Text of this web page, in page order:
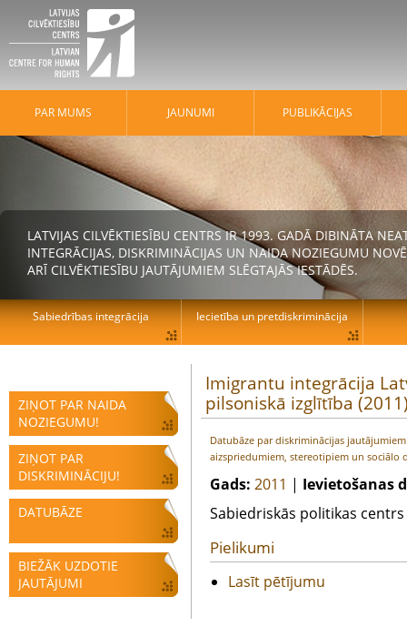
ZIŅOT PAR NAIDA
NOZIEGUMU!
ZIŅOT PAR
DISKRIMINĀCIJU!
DATUBĀZE
BIEŽĀK UZDOTIE
JAUTĀJUMI
Imigrantu integrācija
pilsoniskā izglītība
Datubāze par diskriminācijas
aizspriedumiem, stereotipiem un sociālo
Gads: 2011 | Ievietošanas
Sabiedriskās politikas centrs
Pielikumi
Lasīt pētījumu
PAR MUMS JAUNUMI PUBLIKĀCIJAS
LATVIJAS CILVĒKTIESĪBU CENTRS IR 1993. GADĀ DIBINĀTA
INTEGRĀCIJAS, DISKRIMINĀCIJAS UN NAIDA NOZIEGUMU
ARĪ CILVĒKTIESĪBU JAUTĀJUMIEM SLĒGTAJĀS IESTĀDĒS.
Sabiedrības integrācija Iecietība un pretdiskriminācija